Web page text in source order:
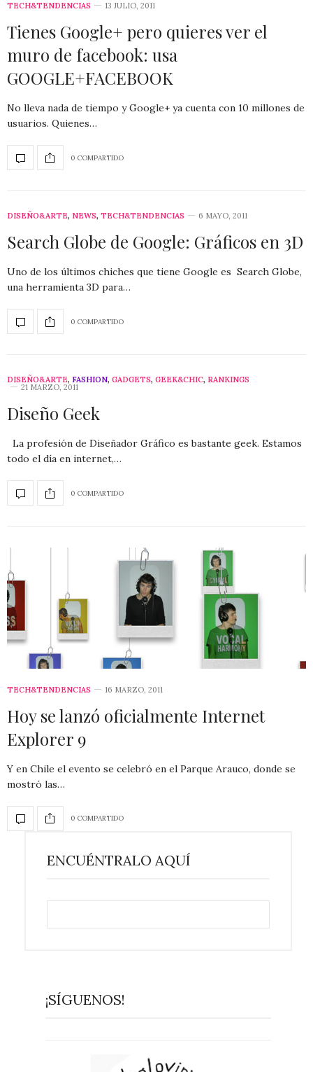
TECH&TENDENCIAS 13 JULIO, 2011
Tienes Google+ pero quieres ver el
muro de facebook: usa
GOOGLE+FACEBOOK
No lleva nada de tiempo y Google+ ya cuenta con 10 millones de
usuarios. Quienes…
0 COMPARTIDO
DISEÑO&ARTE, NEWS, TECH&TENDENCIAS 6 MAYO, 2011
Search Globe de Google: Gráficos en 3D
Uno de los últimos chiches que tiene Google es Search Globe,
una herramienta 3D para…
0 COMPARTIDO
DISEÑO&ARTE, FASHION, GADGETS, GEEK&CHIC, RANKINGS
21 MARZO, 2011
Diseño Geek
La profesión de Diseñador Gráfico es bastante geek. Estamos
todo el día en internet,…
0 COMPARTIDO
TECH&TENDENCIAS 16 MARZO, 2011
Hoy se lanzó oficialmente Internet
Explorer 9
Y en Chile el evento se celebró en el Parque Arauco, donde se
mostró las…
0 COMPARTIDO
ENCUÉNTRALO AQUÍ
¡SÍGUENOS!